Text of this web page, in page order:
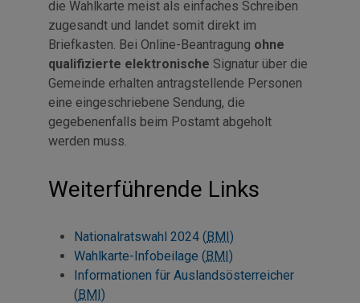
die Wahlkarte meist als einfaches Schreiben
zugesandt und landet somit direkt im
Briefkasten. Bei Online-Beantragung ohne
qualifizierte elektronische Signatur über die
Gemeinde erhalten antragstellende Personen
eine eingeschriebene Sendung, die
gegebenenfalls beim Postamt abgeholt
werden muss.
Weiterführende Links
Nationalratswahl 2024 (BMI)
Wahlkarte-Infobeilage (BMI)
Informationen für Auslandsösterreicher
(BMI)